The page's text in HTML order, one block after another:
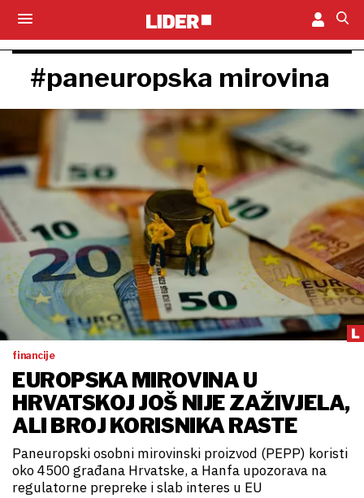
#paneuropska mirovina
financije
EUROPSKA MIROVINA U
HRVATSKOJ JOŠ NIJE ZAŽIVJELA,
ALI BROJ KORISNIKA RASTE
Paneuropski osobni mirovinski proizvod (PEPP) koristi
oko 4500 građana Hrvatske, a Hanfa upozorava na
regulatorne prepreke i slab interes u EU